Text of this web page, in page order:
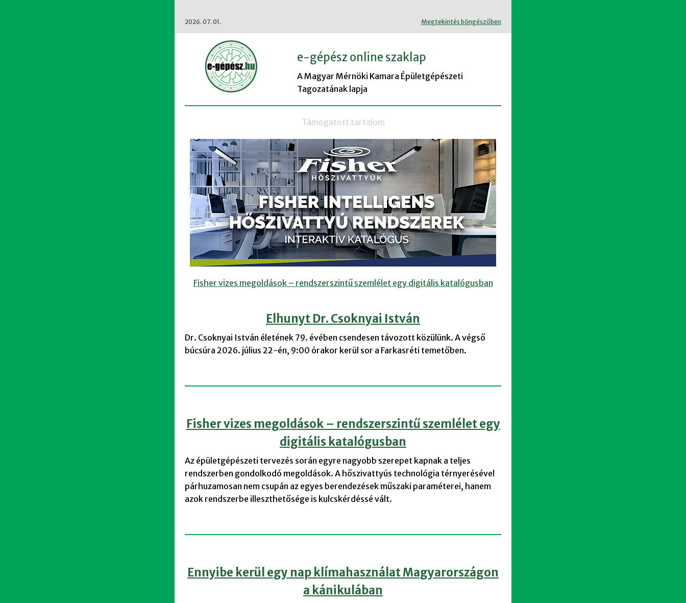
2026. 07. 01. Megtekintés böngészőben
e-gépész online szaklap
A Magyar Mérnöki Kamara Épületgépészeti
Tagozatának lapja
Támogatott tartalom
Fisher vizes megoldások – rendszerszintű szemlélet egy digitális katalógusban
Elhunyt Dr. Csoknyai István
Dr. Csoknyai István életének 79. évében csendesen távozott közülünk. A végső
búcsúra 2026. július 22-én, 9:00 órakor kerül sor a Farkasréti temetőben.
Fisher vizes megoldások – rendszerszintű szemlélet egy
digitális katalógusban
Az épületgépészeti tervezés során egyre nagyobb szerepet kapnak a teljes
rendszerben gondolkodó megoldások. A hőszivattyús technológia térnyerésével
párhuzamosan nem csupán az egyes berendezések műszaki paraméterei, hanem
azok rendszerbe illeszthetősége is kulcskérdéssé vált.
Ennyibe kerül egy nap klímahasználat Magyarországon
a kánikulában